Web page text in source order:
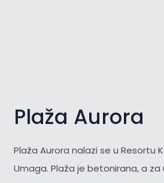
Plaža Aurora
Plaža Aurora nalazi se u Resortu
Umaga. Plaža je betonirana, a za